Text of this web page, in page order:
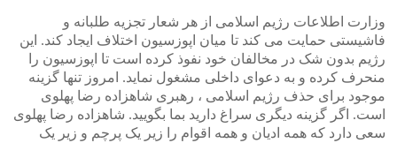
وزارت اطلاعات رژیم اسلامی از هر شعار تجزیه طلبانه و
فاشیستی حمایت می کند تا میان اپوزسیون اختلاف ایجاد کند. این
رژیم بدون شک در مخالفان خود نفوذ کرده است تا اپوزسیون را
منحرف کرده و به دعوای داخلی مشغول نماید. امروز تنها گزینه
موجود برای حذف رژیم اسلامی ، رهبری شاهزاده رضا پهلوی
است. اگر گزینه دیگری سراغ دارید بما بگویید. شاهزاده رضا پهلوی
سعی دارد که همه ادیان و همه اقوام را زیر یک پرچم و زیر یک